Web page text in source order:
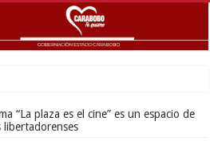
“La plaza es el cine” es un espacio de